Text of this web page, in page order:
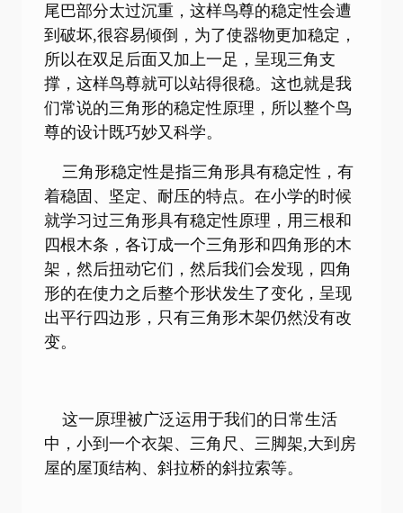
尾巴部分太过沉重，这样鸟尊的稳定性会遭
到破坏,很容易倾倒，为了使器物更加稳定，
所以在双足后面又加上一足，呈现三角支
撑，这样鸟尊就可以站得很稳。这也就是我
们常说的三角形的稳定性原理，所以整个鸟
尊的设计既巧妙又科学。
三角形稳定性是指三角形具有稳定性，有
着稳固、坚定、耐压的特点。在小学的时候
就学习过三角形具有稳定性原理，用三根和
四根木条，各订成一个三角形和四角形的木
架，然后扭动它们，然后我们会发现，四角
形的在使力之后整个形状发生了变化，呈现
出平行四边形，只有三角形木架仍然没有改
变。
这一原理被广泛运用于我们的日常生活
中，小到一个衣架、三角尺、三脚架,大到房
屋的屋顶结构、斜拉桥的斜拉索等。